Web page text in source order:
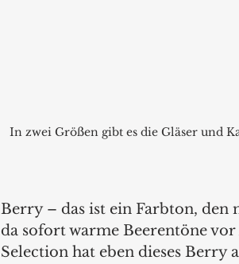
In zwei Größen gibt es die Gläser und
Berry – das ist ein Farbton, den
da sofort warme Beerentöne
Selection hat eben dieses